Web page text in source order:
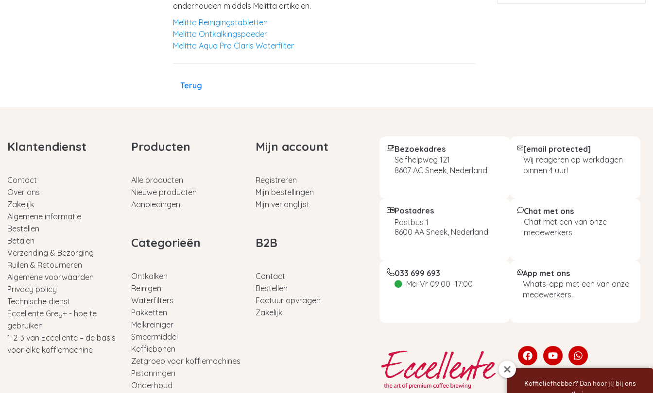
onderhouden middels Melitta artikelen.
Melitta Reinigingstabletten
Melitta Ontkalkingspoeder
Melitta Aqua Pro Claris Waterfilter
Terug
Klantendienst
Contact
Over ons
Zakelijk
Algemene informatie
Bestellen
Betalen
Verzending & Bezorging
Ruilen & Retourneren
Algemene voorwaarden
Privacy policy
Technische dienst
Eccellente Grey+ - hoe te
gebruiken
1-2-3 van Eccellente – de basis
voor elke koffiemachine
Producten
Alle producten
Nieuwe producten
Aanbiedingen
Categorieën
Ontkalken
Reinigen
Waterfilters
Pakketten
Melkreiniger
Smeermiddel
Koffiebonen
Zetgroep voor koffiemachines
Pistonringen
Onderhoud
Mijn account
Registreren
Mijn bestellingen
Mijn verlanglijst
B2B
Contact
Bestellen
Factuur opvragen
Zakelijk
Bezoekadres
Selfhelpweg 121
8607 AC Sneek, Nederland
[email protected]
Wij reageren op werkdagen
binnen 4 uur!
Postadres
Postbus 1
8600 AA Sneek, Nederland
Chat met ons
Chat met een van onze
medewerkers
033 699 693
Ma-Vr 09:00 -17:00
App met ons
Whats-app met een van onze
medewerkers.
Koffieliefhebber? Dan hoor jij bij ons